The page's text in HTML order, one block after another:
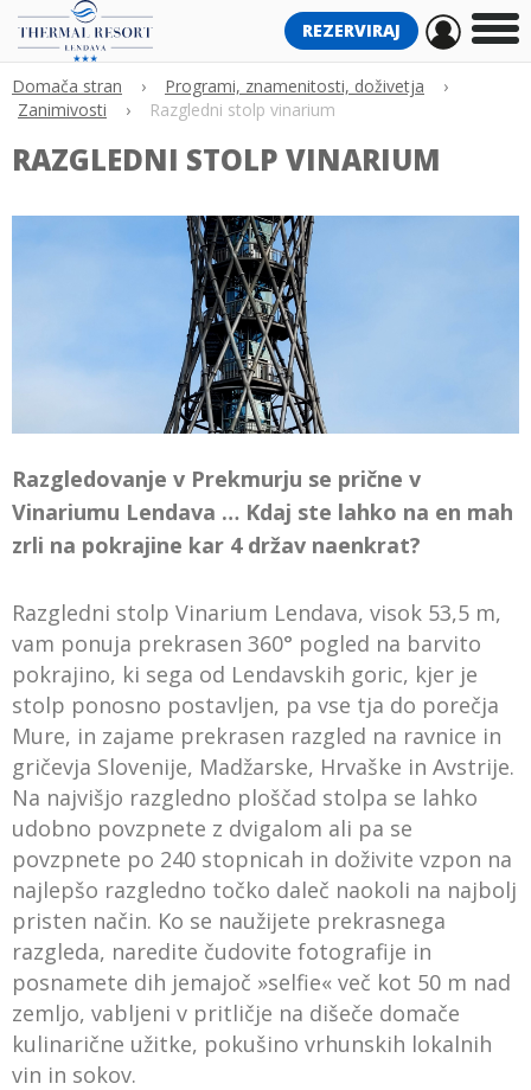
REZERVIRAJ
Domača stran › Programi, znamenitosti, doživetja
›
Zanimivosti
› Razgledni stolp vinarium
RAZGLEDNI STOLP VINARIUM
Razgledovanje v Prekmurju se prične v
Vinariumu Lendava … Kdaj ste lahko na en mah
zrli na pokrajine kar 4 držav naenkrat?
Razgledni stolp Vinarium Lendava, visok 53,5 m,
vam ponuja prekrasen 360° pogled na barvito
pokrajino, ki sega od Lendavskih goric, kjer je
stolp ponosno postavljen, pa vse tja do porečja
Mure, in zajame prekrasen razgled na ravnice in
gričevja Slovenije, Madžarske, Hrvaške in Avstrije.
Na najvišjo razgledno ploščad stolpa se lahko
udobno povzpnete z dvigalom ali pa se
povzpnete po 240 stopnicah in doživite vzpon na
najlepšo razgledno točko daleč naokoli na najbolj
pristen način. Ko se naužijete prekrasnega
razgleda, naredite čudovite fotografije in
posnamete dih jemajoč »selfie« več kot 50 m nad
zemljo, vabljeni v pritličje na dišeče domače
kulinarične užitke, pokušino vrhunskih lokalnih
vin in sokov.